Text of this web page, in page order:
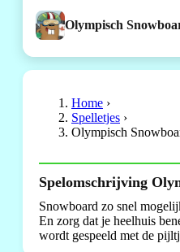
Olympisch
Home ›
Spelletjes ›
Olympisch
Spelomschrijving
Snowboard zo snel
En zorg dat je heelhuis
wordt gespeeld met de